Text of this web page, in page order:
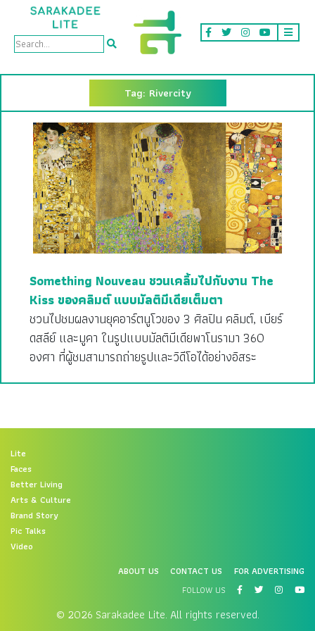
Tag: Rivercity
Something Nouveau ชวนเคลิ้มไปกับงาน The
Kiss ของคลิมต์ แบบมัลติมีเดียเต็มตา
ชวนไปชมผลงานยุคอาร์ตนูโวของ 3 ศิลปิน คลิมต์, เบียร์
ดสลีย์ และมูคา ในรูปแบบมัลติมีเดียพาโนรามา 360
องศา ที่ผู้ชมสามารถถ่ายรูปและวิดีโอได้อย่างอิสระ
Lite
Faces
Better Living
Arts & Culture
Brand Story
Pic Talks
Video
ABOUT US
CONTACT US
FOR ADVERTISING
FOLLOW US
© 2026 Sarakadee Lite. All rights reserved.